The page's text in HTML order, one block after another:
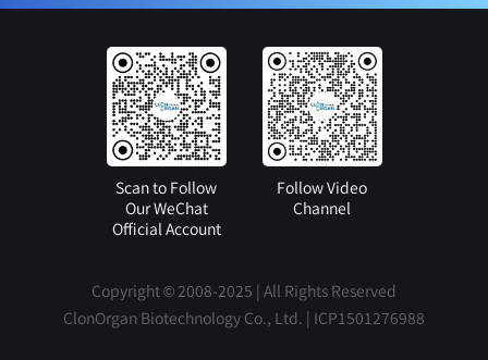
Scan to Follow
Our WeChat
Official Account
Follow Video
Channel
Copyright © 2008-2025 | All Rights Reserved
ClonOrgan Biotechnology Co., Ltd. | ICP1501276988